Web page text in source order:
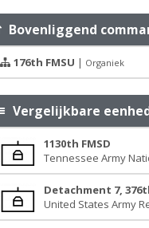
Bovenliggend
176th FMSU | Organiek
Vergelijkbare
1130th FMSD
Tennessee Army
Detachment 7,
United States Army